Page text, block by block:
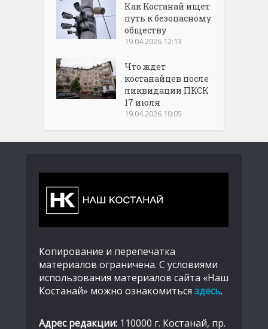
Как Костанай ищет
путь к безопасному
обществу
19.04.2026 12:13
Что ждет
костанайцев после
ликвидации ПКСК
17 июля
19.04.2026 10:05
Копирование и перепечатка
материалов ограничена. С условиями
использования материалов сайта «Наш
Костанай» можно ознакомиться здесь.
Адрес редакции: 110000 г. Костанай, пр.